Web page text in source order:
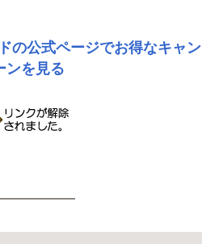
の公式ページでお得なキャン
ンを見る